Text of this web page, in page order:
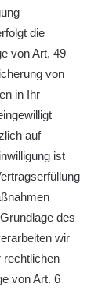
die
von Art. 49
von
in Ihr
auf
ist
des
wir
rechtlichen
von Art. 6